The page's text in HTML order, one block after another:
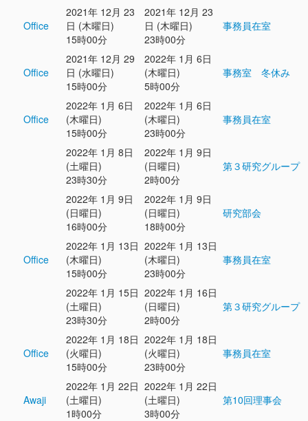
Office
2021年 12月 23
日 (木曜日)
15時00分
2021年 12月 23
日 (木曜日)
23時00分
事務員在室
Office
2021年 12月 29
日 (水曜日)
15時00分
2022年 1月 6日
(木曜日)
5時00分
事務室 冬休み
Office
2022年 1月 6日
(木曜日)
15時00分
2022年 1月 6日
(木曜日)
23時00分
事務員在室
2022年 1月 8日
(土曜日)
23時30分
2022年 1月 9日
(日曜日)
2時00分
第３研究グループ
2022年 1月 9日
(日曜日)
16時00分
2022年 1月 9日
(日曜日)
18時00分
研究部会
Office
2022年 1月 13日
(木曜日)
15時00分
2022年 1月 13日
(木曜日)
23時00分
事務員在室
2022年 1月 15日
(土曜日)
23時30分
2022年 1月 16日
(日曜日)
2時00分
第３研究グループ
Office
2022年 1月 18日
(火曜日)
15時00分
2022年 1月 18日
(火曜日)
23時00分
事務員在室
Awaji
2022年 1月 22日
(土曜日)
1時00分
2022年 1月 22日
(土曜日)
3時00分
第10回理事会